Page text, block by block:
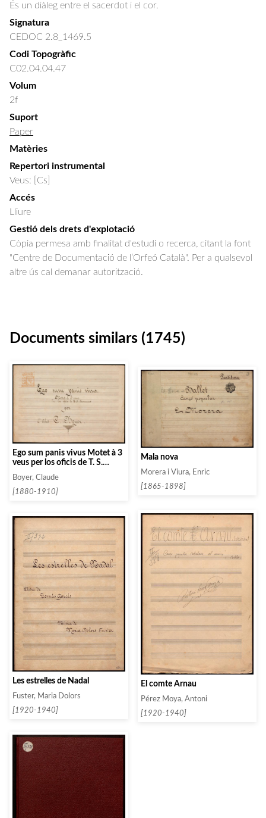
És un diàleg entre el sacerdot i el cor.
Signatura
CEDOC 2.8_1469.5
Codi Topogràfic
C02.04.04.47
Volum
2f
Suport
Paper
Matèries
Repertori instrumental
Veus: [Cs]
Accés
Lliure
Gestió dels drets d'explotació
Còpia permesa amb finalitat d'estudi o recerca, citant la font
"Centre de Documentació de l’Orfeó Català". Per a qualsevol
altre ús cal demanar autorització.
Documents similars (1745)
Ego sum panis vivus Motet à 3
veus per los oficis de T. S.
Sacrement
Boyer, Claude
[1880-1910]
Mala nova
Morera i Viura, Enric
[1865-1898]
Les estrelles de Nadal
Fuster, Maria Dolors
[1920-1940]
El comte Arnau
Pérez Moya, Antoni
[1920-1940]